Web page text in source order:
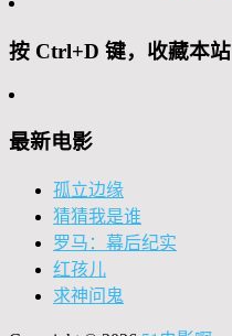
按 Ctrl+D 键，收藏本站
最新电影
孤立边缘
猜猜我是谁
罗马：幕后纪实
红孩儿
求神问鬼